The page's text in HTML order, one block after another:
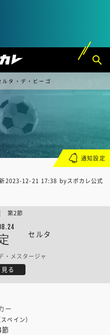
タ・デ・ビーゴ
2023-12-21 17:38 byスポカレ公式
セルタ
第2節
・メスタージャ
る
ー
ペイン）
通知設定